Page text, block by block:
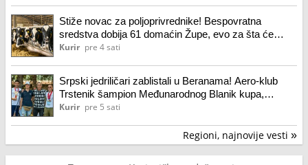
Stiže novac za poljoprivrednike! Bespovratna
sredstva dobija 61 domaćin Župe, evo za šta će
moći da ih iskoriste
Kurir pre 4 sati
Srpski jedriličari zablistali u Beranama! Aero-klub
Trstenik šampion Međunarodnog Blanik kupa,
Đurović osvojio i treće mesto pojedinačno (foto)
Kurir pre 5 sati
Regioni, najnovije vesti »